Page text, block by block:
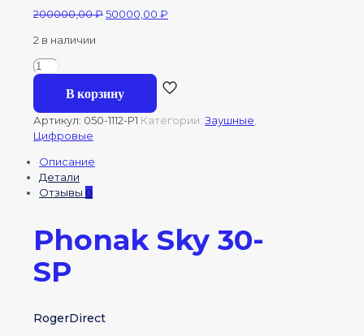
200000,00₽ Первоначальная
50000,00 ₽
2 в наличии
Количество
товара
Phonak
Sky
L30-
SP
сверхмощный
для
детей
(Песочный)
В корзину
Артикул: 050-1112-P1 Категории: Заушные
Цифровые
Описание
Детали
Отзывы 0
Phonak Sky 30-
SP
RogerDirect